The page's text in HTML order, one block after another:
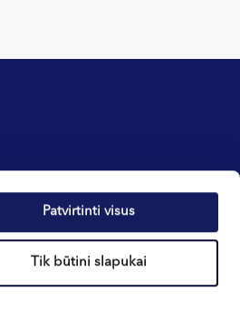
Patvirtinti visus
Tik būtini slapukai